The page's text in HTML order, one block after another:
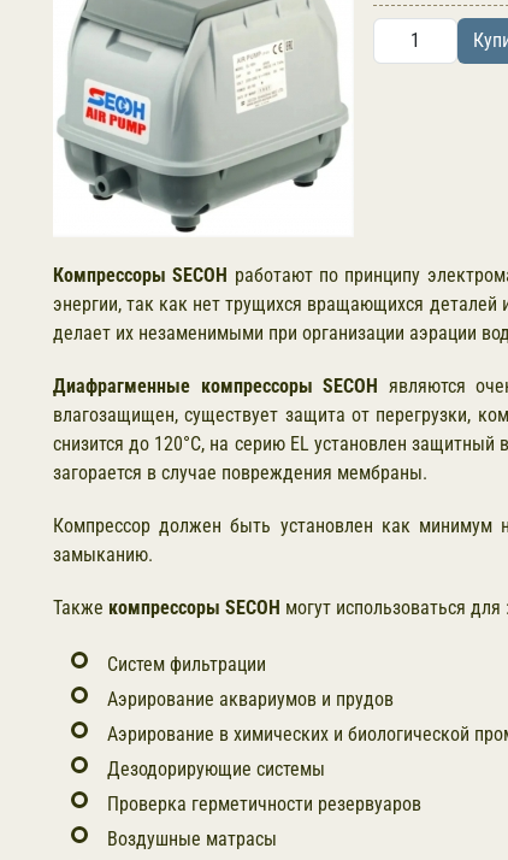
Компрессоры SECOH работают по принципу
энергии, так как нет трущихся вращающихся деталей
делает их незаменимыми при организации аэрации
Диафрагменные компрессоры SECOH являются
влагозащищен, существует защита от перегрузки,
снизится до 120°С, на серию EL установлен
загорается в случае повреждения мембраны.
Компрессор должен быть установлен как
замыканию.
Также компрессоры SECOH могут использоваться для :
Систем фильтрации
Аэрирование аквариумов и прудов
Аэрирование в химических и биологической
Дезодорирующие системы
Проверка герметичности резервуаров
Воздушные матрасы